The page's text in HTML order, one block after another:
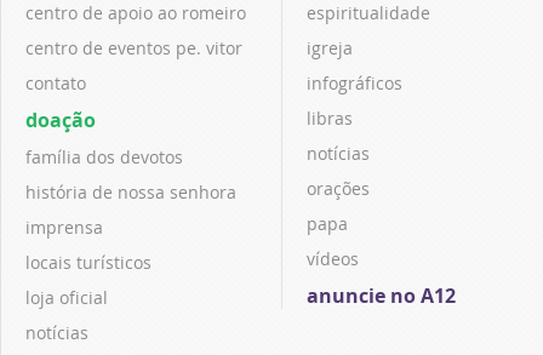
centro de apoio ao romeiro
centro de eventos pe. vitor
contato
doação
família dos devotos
história de nossa senhora
imprensa
locais turísticos
loja oficial
notícias
espiritualidade
igreja
infográficos
libras
notícias
orações
papa
vídeos
anuncie no A12